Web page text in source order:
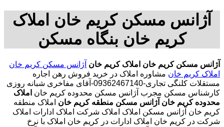
آژانس مسکن کریم خان املاک
کریم خان بنگاه مسکن
آژانس مسکن کریم خان املاک کریم خان آژانس مسکن کریم خان
املاک کریم خان مشاوره املاک در خرید فروش رهن اجاره
مستقلات کلنگی تجاری-09362467140-آقای مفاخری شبانه روزی
کارشناس مسکن مجرب آژانس مسکن محدوده کریم خان املاک
محدوده کریم خان آژانس مسکن منطقه کریم خان املاک منطقه
کریم خان آژانس مسکن املاک املاک شرکت املاک ادارات املاک
شرکت در کریم خان املاک ادارات در کریم خان املاک با نرخ